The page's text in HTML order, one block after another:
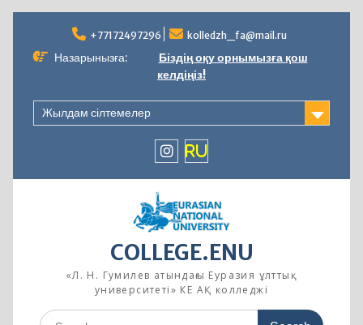
content
+77172497296 kolledzh_fa@mail.ru
Назарынызға:
Біздің оқу орнымызға қош
келдіңіз!
Жылдам сілтемелер
COLLEGE.ENU
«Л. Н. Гумилев атындағы Еуразия ұлттық
университеті» КЕ АҚ колледжі
Search